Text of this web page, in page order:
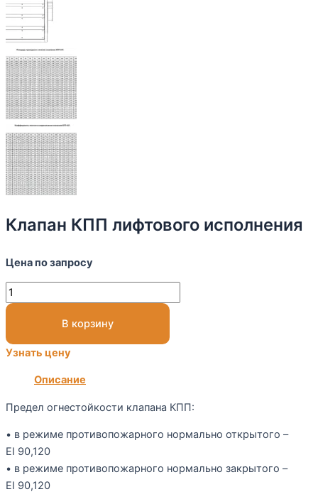
Клапан КПП лифтового исполнения
Цена по запросу
В корзину
Узнать цену
Описание
Предел огнестойкости клапана КПП:
• в режиме противопожарного нормально открытого –
EI 90,120
• в режиме противопожарного нормально закрытого –
EI 90,120